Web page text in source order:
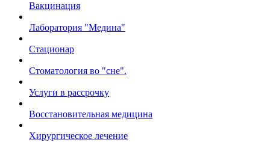
Вакцинация
Лаборатория "Медина"
Стационар
Стоматология во "сне".
Услуги в рассрочку
Восстановительная медицина
Хирургическое лечение